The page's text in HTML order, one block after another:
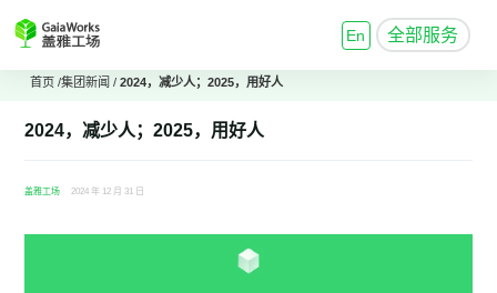
En 全部服务
首页 /集团新闻 /2024，减少人；2025，用好人
2024，减少人；2025，用好人
盖雅工场 2024 年 12 月 31 日